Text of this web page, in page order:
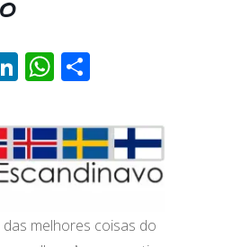
Li
k
e
dI
W
at
s
A
p
ar
e
melhores coisas do